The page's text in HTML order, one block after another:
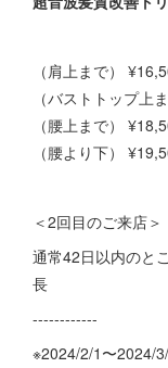
（肩上まで）
（バストトップ上
（腰上まで）
（腰より下）
＜2回目のご来店＞
通常42日以内のと
長
------------
※2024/2/1〜2024/